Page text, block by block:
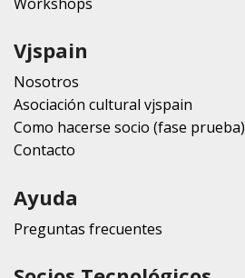
Vjspain
Nosotros
Asociación cultural vjspain
Como hacerse socio (fase prueba)
Contacto
Ayuda
Preguntas frecuentes